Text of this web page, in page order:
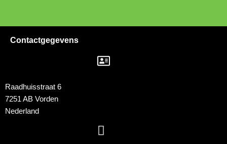
Contactgegevens
Raadhuisstraat 6
7251 AB Vorden
Nederland